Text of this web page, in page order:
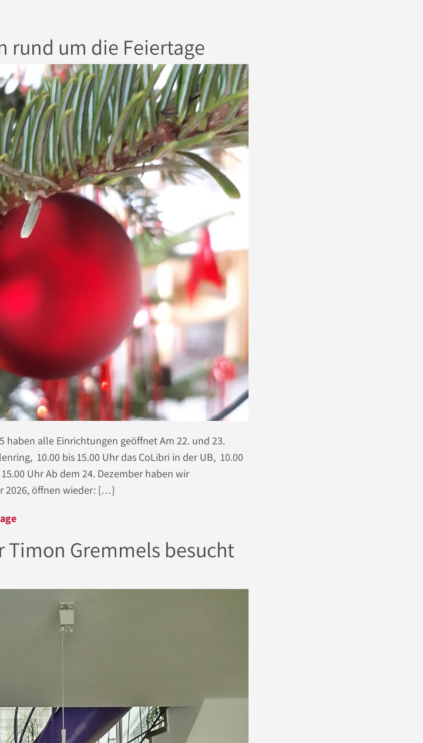
rund um die Feiertage
haben alle Einrichtungen geöffnet Am 22. und 23.
10.00 bis 15.00 Uhr das CoLibri in der UB, 10.00
Uhr Ab dem 24. Dezember haben wir
2026, öffnen wieder: […]
Gremmels besucht